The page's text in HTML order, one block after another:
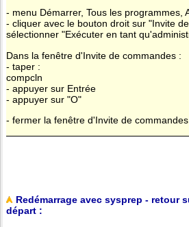
- menu Démarrer, Tous les programmes,
- cliquer avec le bouton droit sur "Invite
sélectionner "Exécuter en tant
Dans la fenêtre d'Invite de commandes :
- taper :
compcln
- appuyer sur Entrée
- appuyer sur "O"
- fermer la fenêtre d'Invite de commandes
Redémarrage avec sysprep - retour
départ :